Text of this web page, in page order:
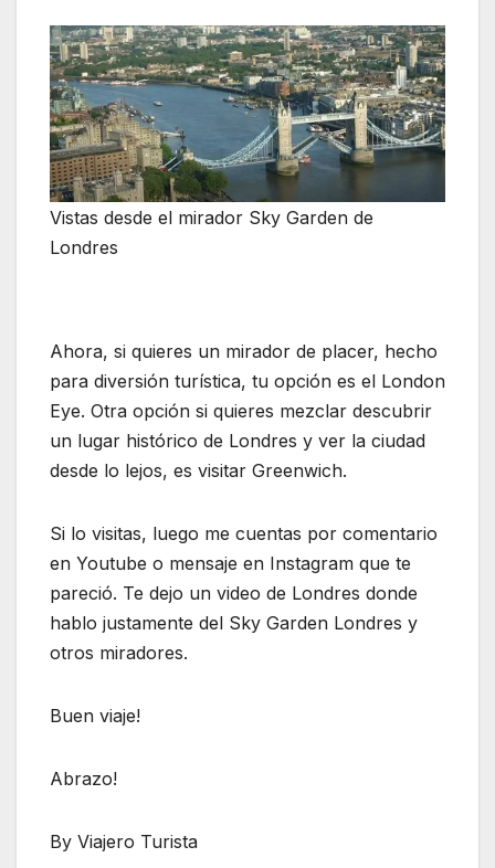
Vistas desde el mirador Sky Garden de
Londres
Ahora, si quieres un mirador de placer, hecho
para diversión turística, tu opción es el London
Eye. Otra opción si quieres mezclar descubrir
un lugar histórico de Londres y ver la ciudad
desde lo lejos, es visitar Greenwich.
Si lo visitas, luego me cuentas por comentario
en Youtube o mensaje en Instagram que te
pareció. Te dejo un video de Londres donde
hablo justamente del Sky Garden Londres y
otros miradores.
Buen viaje!
Abrazo!
By Viajero Turista